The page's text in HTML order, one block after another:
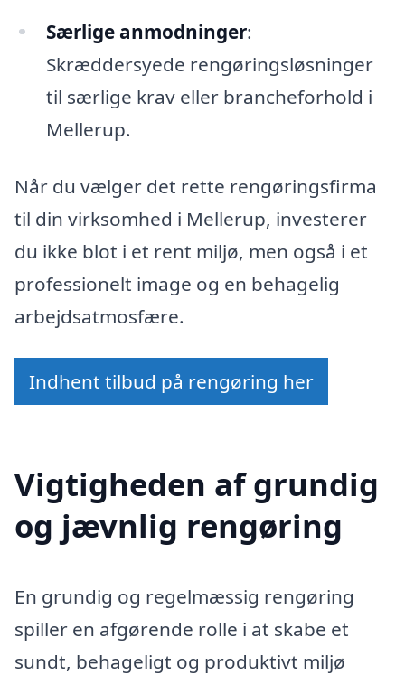
Særlige anmodninger:
Skræddersyede rengøringsløsninger
til særlige krav eller brancheforhold i
Mellerup.
Når du vælger det rette rengøringsfirma
til din virksomhed i Mellerup, investerer
du ikke blot i et rent miljø, men også i et
professionelt image og en behagelig
arbejdsatmosfære.
Indhent tilbud på rengøring her
Vigtigheden af grundig
og jævnlig rengøring
En grundig og regelmæssig rengøring
spiller en afgørende rolle i at skabe et
sundt, behageligt og produktivt miljø